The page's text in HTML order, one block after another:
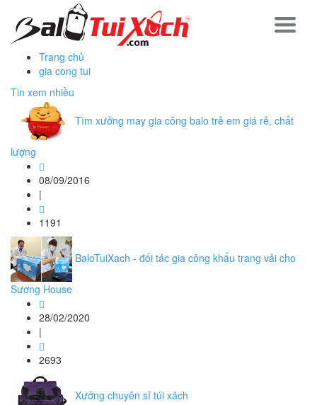
Trang chủ
gia cong tui
Tin xem nhiều
Tìm xưởng may gia công balo trẻ em giá rẻ, chất
lượng
08/09/2016
|
1191
BaloTuiXach - đối tác gia công khẩu trang vải cho
Sương House
28/02/2020
|
2693
Xưởng chuyên sỉ túi xách